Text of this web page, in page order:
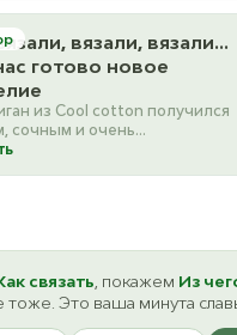
ост. 5
7764
7765
ост. 2
7766
ост. 4
873
ост. 3
ост. 1
вязали, вязали…
готово новое
из Cool cotton получился
сочным и очень
с любой одеждой. Его
связать , покажем Из
тоже. Это ваша минута